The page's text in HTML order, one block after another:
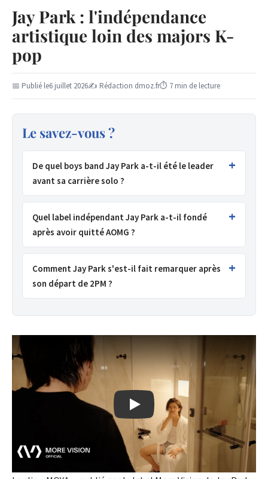
Jay Park : l'indépendance
artistique loin des majors K-
pop
📅 Publié le6 juillet 2026✍ Rédaction dmoz.fr⏱ 7 min de lecture
Le savez-vous ?
De quel boys band Jay Park a-t-il été le leader
avant sa carrière solo ?
Quel label indépendant Jay Park a-t-il fondé
après avoir quitté AOMG ?
Comment Jay Park s'est-il fait remarquer après
son départ de 2PM ?
Jay Park & LNGSHOT - MOYA, clip